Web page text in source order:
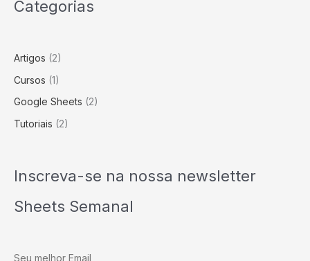
Categorias
Artigos (2)
Cursos (1)
Google Sheets (2)
Tutoriais (2)
Inscreva-se na nossa newsletter
Sheets Semanal